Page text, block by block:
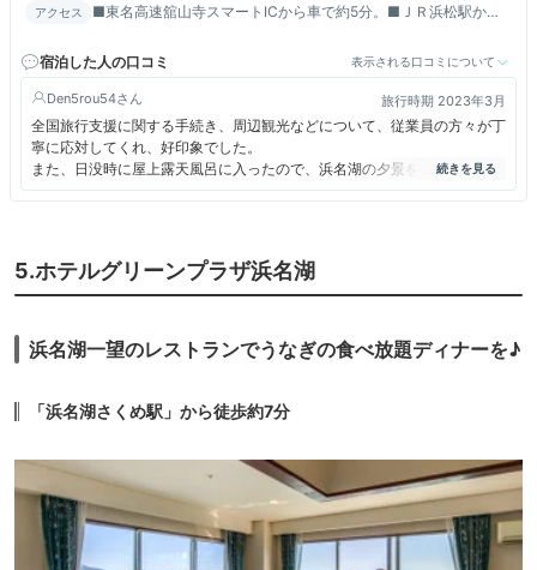
アクセス
■東名高速舘山寺スマートICから車で約5分。■ＪＲ浜松駅から
宿泊した人の口コミ
表示される口コミについて
Den5rou54 旅行時期 2023年3月
全国旅行支援に関する手続き、周辺観光などについて、従業員の方々が丁
寧に応対してくれ、好印象でした。
また、日没時に屋上露天風呂に入ったので、浜名湖の夕景を楽しむことが
できました。
5.ホテルグリーンプラザ浜名湖
浜名湖一望のレストランでうなぎの食べ放題ディナーを♪
「浜名湖さくめ駅」から徒歩約7分